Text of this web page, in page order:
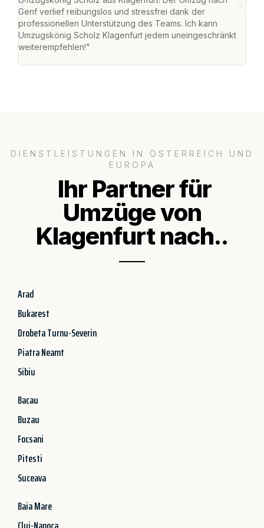
Genf verlief reibungslos und stressfrei dank der
professionellen Unterstützung des Teams. Ich kann
Umzugskönig Scholz Klagenfurt jedem uneingeschränkt
weiterempfehlen!"
DIENSTLEISTUNGEN IN ÖSTERREICH UND
EUROPA
Ihr Partner für
Umzüge von
Klagenfurt nach..
Arad
Bukarest
Drobeta Turnu-Severin
Piatra Neamt
Sibiu
Bacau
Buzau
Focsani
Pitesti
Suceava
Baia Mare